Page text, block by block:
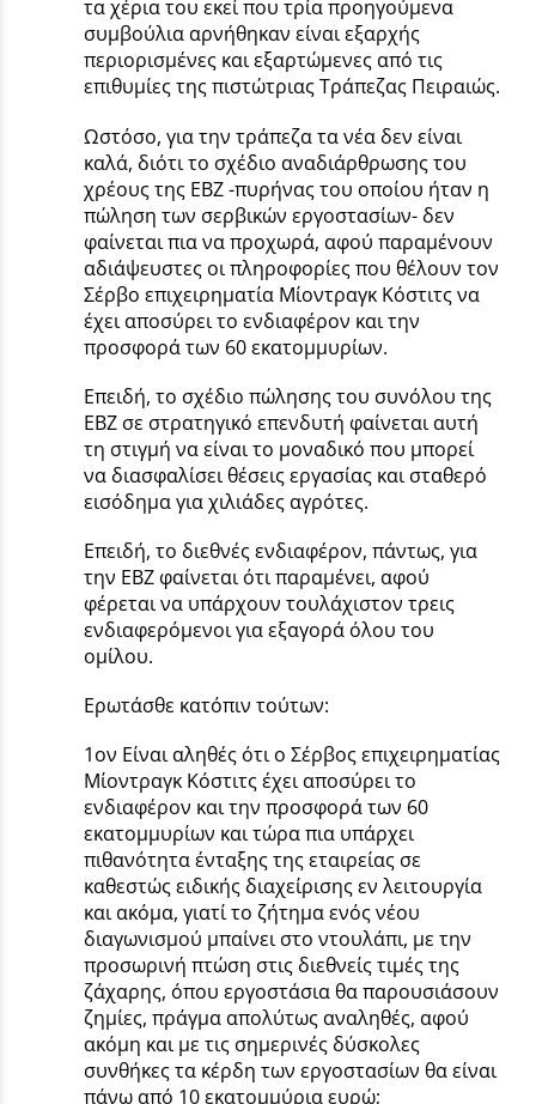
τα χέρια του εκεί που τρία προηγούμενα
συμβούλια αρνήθηκαν είναι εξαρχής
περιορισμένες και εξαρτώμενες από τις
επιθυμίες της πιστώτριας Τράπεζας Πειραιώς.
Ωστόσο, για την τράπεζα τα νέα δεν είναι
καλά, διότι το σχέδιο αναδιάρθρωσης του
χρέους της ΕΒΖ -πυρήνας του οποίου ήταν η
πώληση των σερβικών εργοστασίων- δεν
φαίνεται πια να προχωρά, αφού παραμένουν
αδιάψευστες οι πληροφορίες που θέλουν τον
Σέρβο επιχειρηματία Μίοντραγκ Κόστιτς να
έχει αποσύρει το ενδιαφέρον και την
προσφορά των 60 εκατομμυρίων.
Επειδή, το σχέδιο πώλησης του συνόλου της
ΕΒΖ σε στρατηγικό επενδυτή φαίνεται αυτή
τη στιγμή να είναι το μοναδικό που μπορεί
να διασφαλίσει θέσεις εργασίας και σταθερό
εισόδημα για χιλιάδες αγρότες.
Επειδή, το διεθνές ενδιαφέρον, πάντως, για
την ΕΒΖ φαίνεται ότι παραμένει, αφού
φέρεται να υπάρχουν τουλάχιστον τρεις
ενδιαφερόμενοι για εξαγορά όλου του
ομίλου.
Ερωτάσθε κατόπιν τούτων:
1ον Είναι αληθές ότι ο Σέρβος επιχειρηματίας
Μίοντραγκ Κόστιτς έχει αποσύρει το
ενδιαφέρον και την προσφορά των 60
εκατομμυρίων και τώρα πια υπάρχει
πιθανότητα ένταξης της εταιρείας σε
καθεστώς ειδικής διαχείρισης εν λειτουργία
και ακόμα, γιατί το ζήτημα ενός νέου
διαγωνισμού μπαίνει στο ντουλάπι, με την
προσωρινή πτώση στις διεθνείς τιμές της
ζάχαρης, όπου εργοστάσια θα παρουσιάσουν
ζημίες, πράγμα απολύτως αναληθές, αφού
ακόμη και με τις σημερινές δύσκολες
συνθήκες τα κέρδη των εργοστασίων θα είναι
πάνω από 10 εκατομμύρια ευρώ;